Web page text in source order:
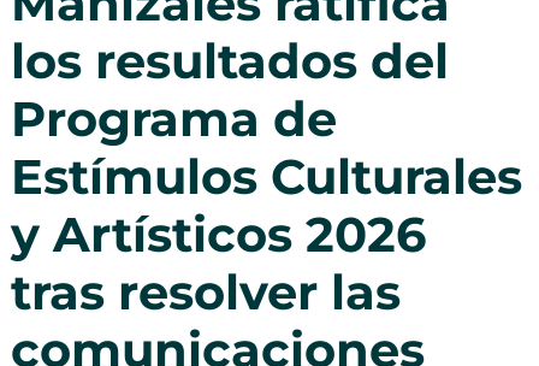
los resultados del
Programa de
Estímulos Culturales
y Artísticos 2026
tras resolver las
comunicaciones